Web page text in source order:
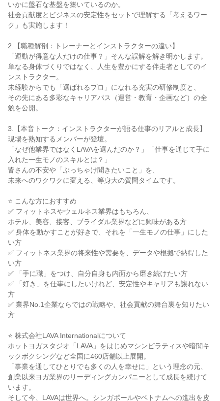
いかに盤石な基盤を築いているのか。
社会貢献度とビジネスの安定性をセットで理解する「考えるワー
ク」も実施します！
2.【職種解剖：トレーナーとインストラクターの違い】
「運動が得意な人だけの仕事？」そんな誤解を解き明かします。
単なる身体づくりではなく、人生を豊かにする伴走者としてのイ
ンストラクター。
未経験からでも「選ばれるプロ」になれる充実の研修制度と、
その先にある多彩なキャリアパス（運営・教育・企画など）の全
貌を公開。
3.【本音トーク：インストラクターが語る仕事のリアルと成長】
現場を熟知するメンバーが登壇。
「なぜ他業界ではなくLAVAを選んだのか？」「仕事を通じて手に
入れた一生モノのスキルとは？」
皆さんの不安や「ぶっちゃけ聞きたいこと」を、
未来へのワクワクに変える、等身大の質問タイムです。
⭐ こんな方におすすめ
✅ フィットネスやウェルネス業界はもちろん、
ホテル、美容、接客、ブライダル業界などに興味がある方
✅ 身体を動かすことが好きで、それを「一生モノの仕事」にした
い方
✅ フィットネス業界の将来性や需要を、データや根拠で納得した
い方
✅ 「手に職」をつけ、自分自身も内面から磨き続けたい方
✅ 「好き」を仕事にしたいけれど、安定性やキャリアも譲れない
方
✅ 業界No.1企業ならではの戦略や、社会貢献の舞台裏を知りたい
方
⭐ 株式会社LAVA Internationalについて
ホットヨガスタジオ「LAVA」をはじめマシンピラティスや暗闇キ
ックボクシングなど全国に460店舗以上展開。
「事業を通してひとりでも多くの人を幸せに」という理念の元、
創業以来ヨガ業界のリーディングカンパニーとして成長を続けて
います。
そして今、LAVAは世界へ。シンガポールやベトナムへの進出を皮